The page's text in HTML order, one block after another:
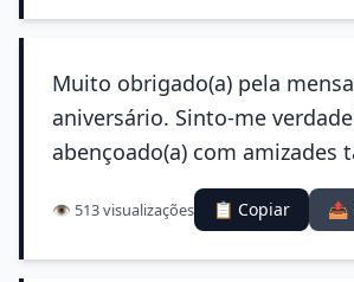
Muito obrigado(a) pela
aniversário. Sinto-me
abençoado(a) com amizades
👁️ 513 visualizações 📋 Copiar 📤